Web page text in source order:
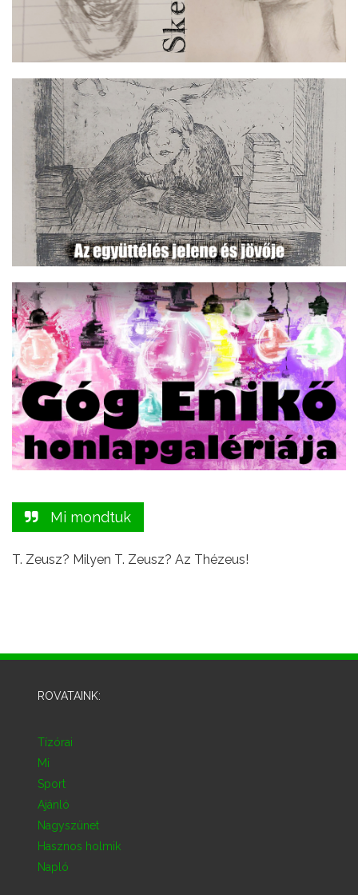
Mi mondtuk
T. Zeusz? Milyen T. Zeusz? Az Thézeus!
ROVATAINK:
Tízórai
Mi
Sport
Ajánló
Nagyszünet
Hasznos holmik
Napló